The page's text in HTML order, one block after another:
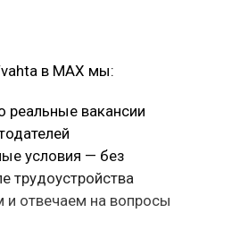
в MAX мы:
реальные вакансии
условия — без
трудоустройства
отвечаем на вопросы